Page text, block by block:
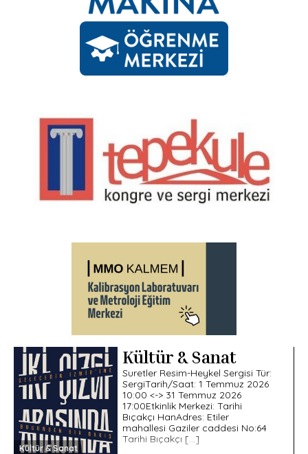
Kültür & Sanat
Kültür & Sanat
Suretler Resim-Heykel Sergisi Tür:
SergiTarih/Saat: 1 Temmuz 2026
10:00 <-> 31 Temmuz 2026
17:00Etkinlik Merkezi: Tarihi
Bıçakçı HanAdres: Etiler
mahallesi Gaziler caddesi No:64
Tarihi Bıçakçı […]